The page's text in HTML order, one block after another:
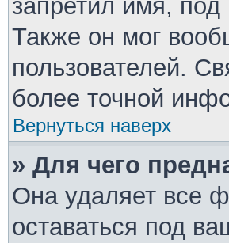
запретил имя, под
Также он мог
пользователей.
более точной
Вернуться наверх
» Для чего
Она удаляет все
оставаться под